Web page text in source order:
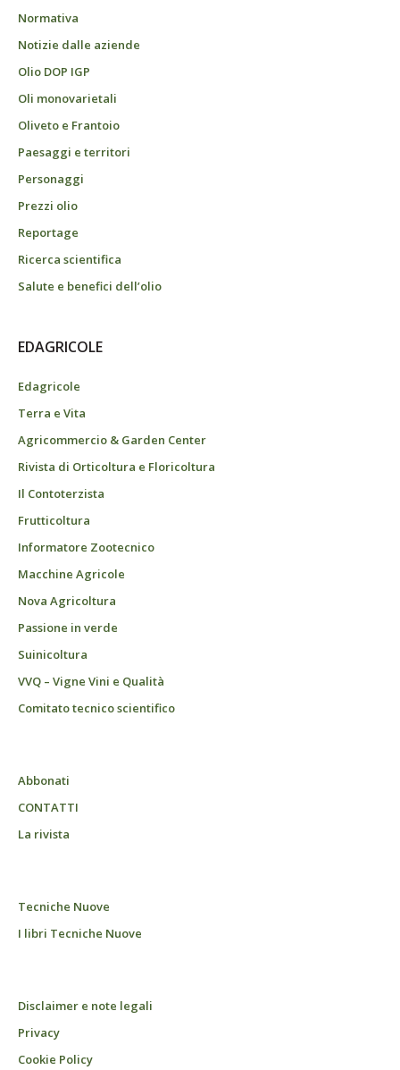
Normativa
Notizie dalle aziende
Olio DOP IGP
Oli monovarietali
Oliveto e Frantoio
Paesaggi e territori
Personaggi
Prezzi olio
Reportage
Ricerca scientifica
Salute e benefici dell’olio
EDAGRICOLE
Edagricole
Terra e Vita
Agricommercio & Garden Center
Rivista di Orticoltura e Floricoltura
Il Contoterzista
Frutticoltura
Informatore Zootecnico
Macchine Agricole
Nova Agricoltura
Passione in verde
Suinicoltura
VVQ – Vigne Vini e Qualità
Comitato tecnico scientifico
Abbonati
CONTATTI
La rivista
Tecniche Nuove
I libri Tecniche Nuove
Disclaimer e note legali
Privacy
Cookie Policy